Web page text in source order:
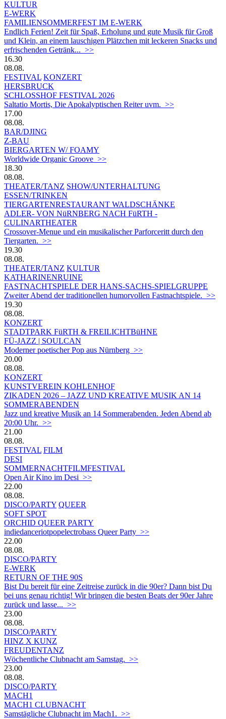
KULTUR
E-WERK
FAMILIENSOMMERFEST IM E-WERK
Endlich Ferien! Zeit für Spaß, Erholung und gute Musik für Groß
und Klein, an einem lauschigen Plätzchen mit leckeren Snacks und
erfrischenden Getränk... >>
16.30
08.08.
FESTIVAL KONZERT
HERSBRUCK
SCHLOSSHOF FESTIVAL 2026
Saltatio Mortis, Die Apokalyptischen Reiter uvm. >>
17.00
08.08.
BAR/DJING
Z-BAU
BIERGARTEN W/ FOAMY
Worldwide Organic Groove >>
18.30
08.08.
THEATER/TANZ SHOW/UNTERHALTUNG
ESSEN/TRINKEN
TIERGARTEN­RESTAURANT WALDSCHÄNKE
ADLER- VON NüRNBERG NACH FüRTH -
CULINARTHEATER
Crossover-Menue und ein musikalischer Parforceritt durch den
Tiergarten. >>
19.30
08.08.
THEATER/TANZ KULTUR
KATHARINENRUINE
FASTNACHTSPIELE DER HANS-SACHS-SPIELGRUPPE
Zweiter Abend der traditionellen humorvollen Fastnachtspiele. >>
19.30
08.08.
KONZERT
STADTPARK FüRTH & FREILICHTBüHNE
FÜ-JAZZ | SOULCAN
Moderner poetischer Pop aus Nürnberg >>
20.00
08.08.
KONZERT
KUNSTVEREIN KOHLENHOF
ZIKADEN 2026 – JAZZ UND KREATIVE MUSIK AN 14
SOMMERABENDEN
Jazz und kreative Musik an 14 Sommerabenden. Jeden Abend ab
20:00 Uhr. >>
21.00
08.08.
FESTIVAL FILM
DESI
SOMMERNACHTFILMFESTIVAL
Open Air Kino im Desi >>
22.00
08.08.
DISCO/PARTY QUEER
SOFT SPOT
ORCHID QUEER PARTY
indiedanceriotpopelectrobass Queer Party >>
22.00
08.08.
DISCO/PARTY
E-WERK
RETURN OF THE 90S
Bist Du bereit für eine Zeitreise zurück in die 90er? Dann bist Du
bei uns genau richtig! Wir bringen die besten Beats der 90er Jahre
zurück und lasse... >>
23.00
08.08.
DISCO/PARTY
HINZ X KUNZ
FREUDENTANZ
Wöchentliche Clubnacht am Samstag. >>
23.00
08.08.
DISCO/PARTY
MACH1
MACH1 CLUBNACHT
Samstägliche Clubnacht im Mach1. >>